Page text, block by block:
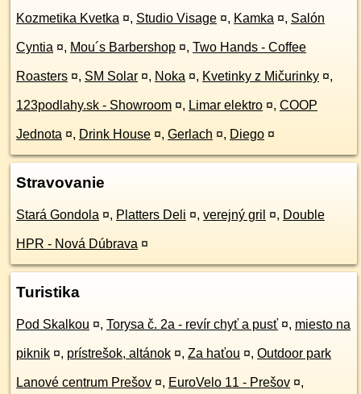
Kozmetika Kvetka ¤, Studio Visage ¤, Kamka ¤, Salón
Cyntia ¤, Mou´s Barbershop ¤, Two Hands - Coffee
Roasters ¤, SM Solar ¤, Noka ¤, Kvetinky z Mičurinky ¤,
123podlahy.sk - Showroom ¤, Limar elektro ¤, COOP
Jednota ¤, Drink House ¤, Gerlach ¤, Diego ¤
Stravovanie
Stará Gondola ¤, Platters Deli ¤, verejný gril ¤, Double
HPR - Nová Dúbrava ¤
Turistika
Pod Skalkou ¤, Torysa č. 2a - revír chyť a pusť ¤, miesto na
piknik ¤, prístrešok, altánok ¤, Za haťou ¤, Outdoor park
Lanové centrum Prešov ¤, EuroVelo 11 - Prešov ¤,